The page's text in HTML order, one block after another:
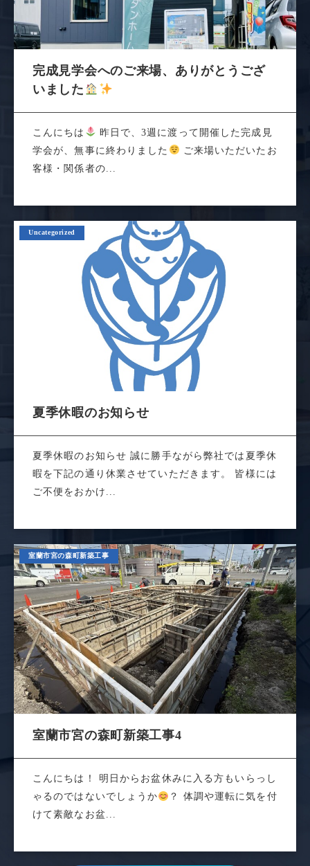
完成見学会へのご来場、ありがとうござ
いました
こんにちは
昨日で、3週に渡って開催した完成見
学会が、無事に終わりました
ご来場いただいたお
客様・関係者の...
Uncategorized
夏季休暇のお知らせ
夏季休暇のお知らせ 誠に勝手ながら弊社では夏季休
暇を下記の通り休業させていただきます。 皆様には
ご不便をおかけ...
室蘭市宮の森町新築工事
室蘭市宮の森町新築工事4
こんにちは！ 明日からお盆休みに入る方もいらっし
ゃるのではないでしょうか
？ 体調や運転に気を付
けて素敵なお盆...